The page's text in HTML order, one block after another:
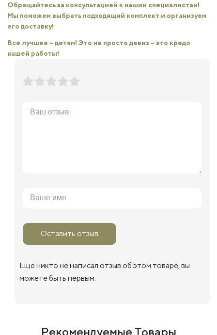
Обращайтесь за консультацией к нашим специалистам!
Мы поможем выбрать подходящий комплект и организуем
его доставку!
Все лучшее – детям! Это не просто девиз – это кредо
нашей работы!
Оставить отзыв
Еще никто не написал отзыв об этом товаре, вы
можете быть первым.
Рекомендуемые Товары